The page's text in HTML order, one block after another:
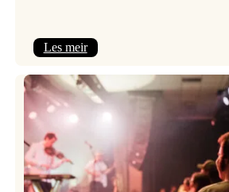
Les meir:
Jazz
søkjer